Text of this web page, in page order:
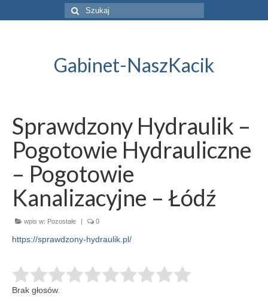
Szuklaj
w:
Gabinet-NaszKacik
Sprawdzony Hydraulik –
Pogotowie Hydrauliczne
– Pogotowie
Kanalizacyjne – Łódź
wpis w: Pozostałe | 0
https://sprawdzony-hydraulik.pl/
Brak głosów.